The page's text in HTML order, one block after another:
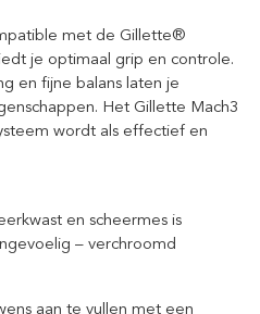
met de Gillette®
je optimaal grip en controle.
en fijne balans laten je
Het Gillette Mach3
wordt als effectief en
en scheermes is
– verchroomd
aan te vullen met een